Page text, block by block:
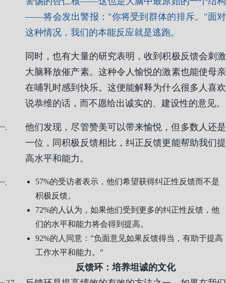
——将会发出警报："你将受到群体的排斥。"面对
这种情况，我们的本能反应就是逃跑。
同时，也有大量的研究表明，收到积极反馈会刺激
大脑释放催产素。这种令人愉悦的激素也能使母亲
在哺乳时感到快乐。这便能解释为什么很多人喜欢
说恭维的话，而不愿给出诚实的、建设性的意见。
.
他们发现，尽管赞美可以带来愉悦，但多数人还是
一位，同积极反馈相比，纠正反馈更能帮助我们提
高水平和能力。
.
57%的受访者表示，他们希望获得纠正性反馈而不是
积极反馈。
72%的人认为，如果他们受到更多的纠正性反馈，他
们的水平和能力将会得到提高。
92%的人同意："负面意见如果反馈得当，有助于提高
工作水平和能力。"
反馈环：培养坦诚的文化